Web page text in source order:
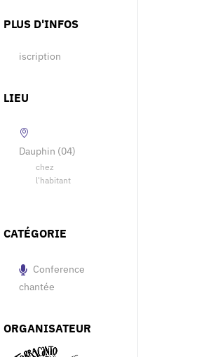
PLUS D'INFOS
iscription
LIEU
Dauphin (04)
chez
l'habitant
CATÉGORIE
Conference
chantée
ORGANISATEUR